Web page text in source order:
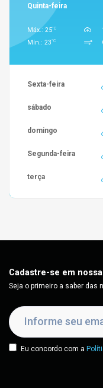
Quinta-feira
Máx.: 25°C
Mín.: 23°C
Sexta-feira
sábado
domingo
Segunda-feira
terça
Cadastre-se em nossa
Seja o primeiro a saber das
Eu concordo com a